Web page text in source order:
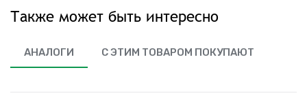
Также может быть интересно
АНАЛОГИ С ЭТИМ ТОВАРОМ ПОКУПАЮТ